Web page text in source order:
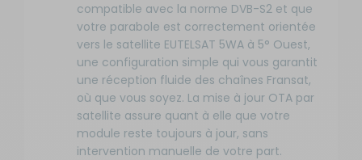
compatible avec la norme DVB-S2 et que
votre parabole est correctement orientée
vers le satellite EUTELSAT 5WA à 5° Ouest,
une configuration simple qui vous garantit
une réception fluide des chaînes Fransat,
où que vous soyez. La mise à jour OTA par
satellite assure quant à elle que votre
module reste toujours à jour, sans
intervention manuelle de votre part.